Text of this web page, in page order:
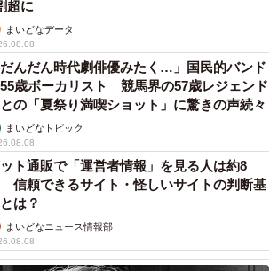
超に
まいどなデータ
だんだん時代劇俳優みたく…」国民的バンド
歳ボーカリスト 競馬界の57歳レジェンド
の「夏祭り満喫ショット」に驚きの声続々
まいどなトピック
ト通販で「運営者情報」を見る人は約8
信頼できるサイト・怪しいサイトの判断基
は？
まいどなニュース情報部